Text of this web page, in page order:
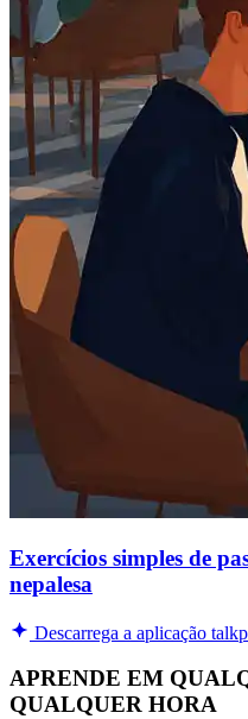
Exercícios simples de
nepalesa
Descarrega a aplicação
APRENDE EM
QUALQUER HORA